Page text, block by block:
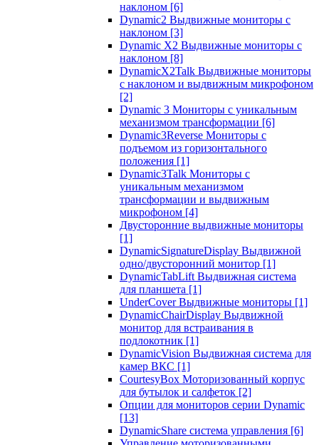
наклоном [6]
Dynamic2 Выдвижные мониторы с
наклоном [3]
Dynamic X2 Выдвижные мониторы с
наклоном [8]
DynamicX2Talk Выдвижные мониторы
с наклоном и выдвижным микрофоном
[2]
Dynamic 3 Мониторы с уникальным
механизмом трансформации [6]
Dynamic3Reverse Мониторы с
подъемом из горизонтального
положения [1]
Dynamic3Talk Мониторы с
уникальным механизмом
трансформации и выдвижным
микрофоном [4]
Двусторонние выдвижные мониторы
[1]
DynamicSignatureDisplay Выдвижной
одно/двусторонний монитор [1]
DynamicTabLift Выдвижная система
для планшета [1]
UnderCover Выдвижные мониторы [1]
DynamicChairDisplay Выдвижной
монитор для встраивания в
подлокотник [1]
DynamicVision Выдвижная система для
камер ВКС [1]
CourtesyBox Моторизованный корпус
для бутылок и салфеток [2]
Опции для мониторов серии Dynamic
[13]
DynamicShare система управления [6]